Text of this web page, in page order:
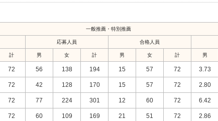
一般推薦・特別推薦
応募人員 合格人員
計 男 女 計 男 女 計 男
72 56 138 194 15 57 72 3.73
72 42 128 170 15 57 72 2.80
72 77 224 301 12 60 72 6.42
72 60 109 169 21 51 72 2.86